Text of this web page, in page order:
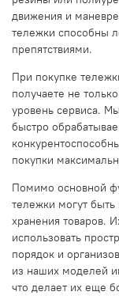
движения и
тележки способны
препятствиями.
При покупке
получаете не
уровень сервиса.
быстро
покупки
Помимо основной
тележки могут
хранения товаров.
использовать
порядок и
из наших моделей
что делает их еще